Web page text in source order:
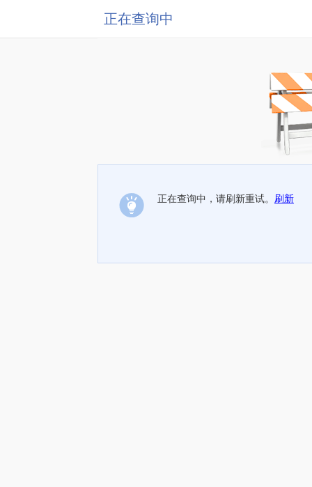
正在查询中
正在查询中，请刷新重试。 刷新